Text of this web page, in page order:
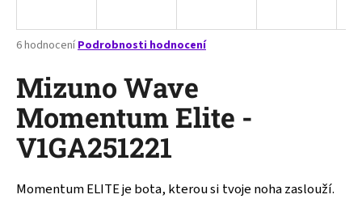
Průměrné
produktu
je
2,3
z
5
hvězdiček.
6 hodnoceníPodrobnosti hodnocení
Mizuno Wave
Momentum Elite -
V1GA251221
Momentum ELITE je bota, kterou si tvoje noha zaslouží.
j
t
?
HLEDAT